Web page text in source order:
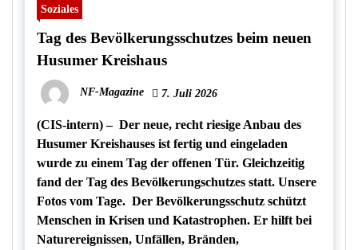
Soziales
Tag des Bevölkerungsschutzes beim neuen
Husumer Kreishaus
NF-Magazine 7. Juli 2026
(CIS-intern) – Der neue, recht riesige Anbau des
Husumer Kreishauses ist fertig und eingeladen
wurde zu einem Tag der offenen Tür. Gleichzeitig
fand der Tag des Bevölkerungschutzes statt. Unsere
Fotos vom Tage. Der Bevölkerungsschutz schützt
Menschen in Krisen und Katastrophen. Er hilft bei
Naturereignissen, Unfällen, Bränden,